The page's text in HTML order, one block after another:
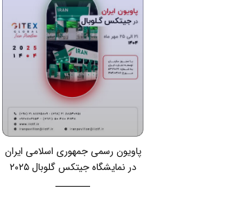
پاویون رسمی جمهوری اسلامی ایران
در نمایشگاه جیتکس گلوبال ۲۰۲۵